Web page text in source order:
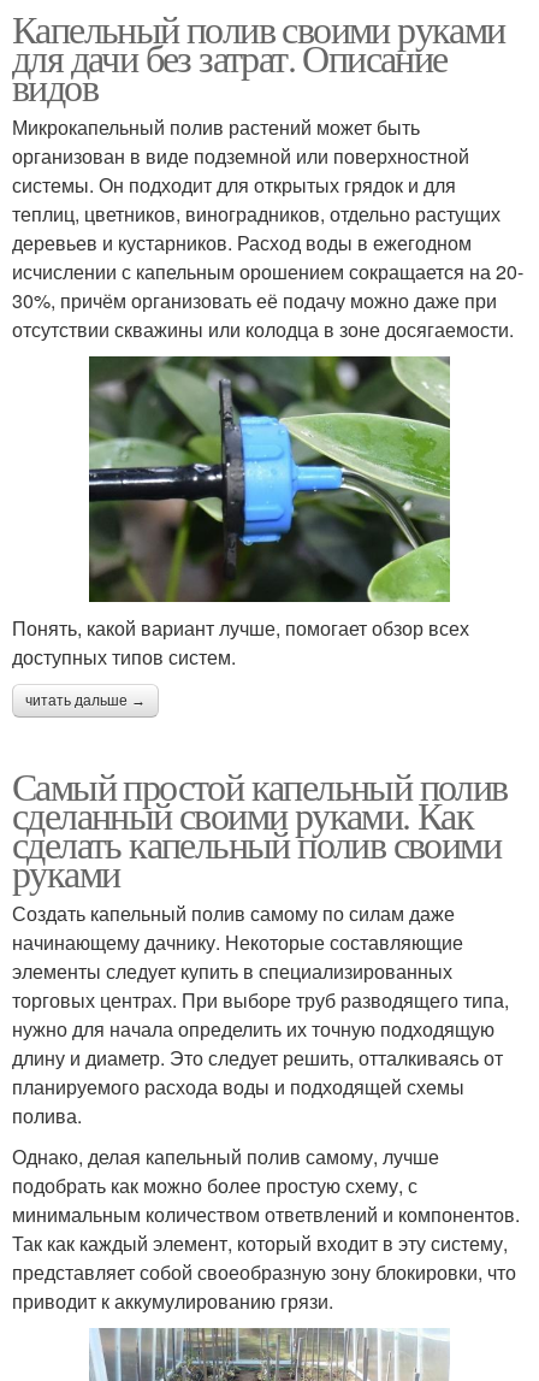
Капельный полив своими руками
для дачи без затрат. Описание
видов
Микрокапельный полив растений может быть
организован в виде подземной или поверхностной
системы. Он подходит для открытых грядок и для
теплиц, цветников, виноградников, отдельно растущих
деревьев и кустарников. Расход воды в ежегодном
исчислении с капельным орошением сокращается на 20-
30%, причём организовать её подачу можно даже при
отсутствии скважины или колодца в зоне досягаемости.
Понять, какой вариант лучше, помогает обзор всех
доступных типов систем.
читать дальше →
Самый простой капельный полив
сделанный своими руками. Как
сделать капельный полив своими
руками
Создать капельный полив самому по силам даже
начинающему дачнику. Некоторые составляющие
элементы следует купить в специализированных
торговых центрах. При выборе труб разводящего типа,
нужно для начала определить их точную подходящую
длину и диаметр. Это следует решить, отталкиваясь от
планируемого расхода воды и подходящей схемы
полива.
Однако, делая капельный полив самому, лучше
подобрать как можно более простую схему, с
минимальным количеством ответвлений и компонентов.
Так как каждый элемент, который входит в эту систему,
представляет собой своеобразную зону блокировки, что
приводит к аккумулированию грязи.